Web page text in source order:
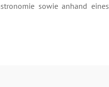
sowie anhand eines